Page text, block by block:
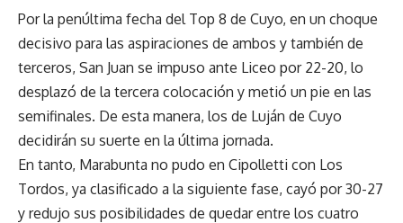
Por la penúltima fecha del Top 8 de Cuyo, en un choque
decisivo para las aspiraciones de ambos y también de
terceros, San Juan se impuso ante Liceo por 22-20, lo
desplazó de la tercera colocación y metió un pie en las
semifinales. De esta manera, los de Luján de Cuyo
decidirán su suerte en la última jornada.
En tanto, Marabunta no pudo en Cipolletti con Los
Tordos, ya clasificado a la siguiente fase, cayó por 30-27
y redujo sus posibilidades de quedar entre los cuatro